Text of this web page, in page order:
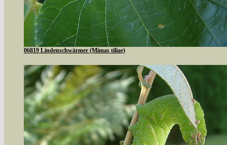
06819 Lindenschwärmer (Mimas tiliae)